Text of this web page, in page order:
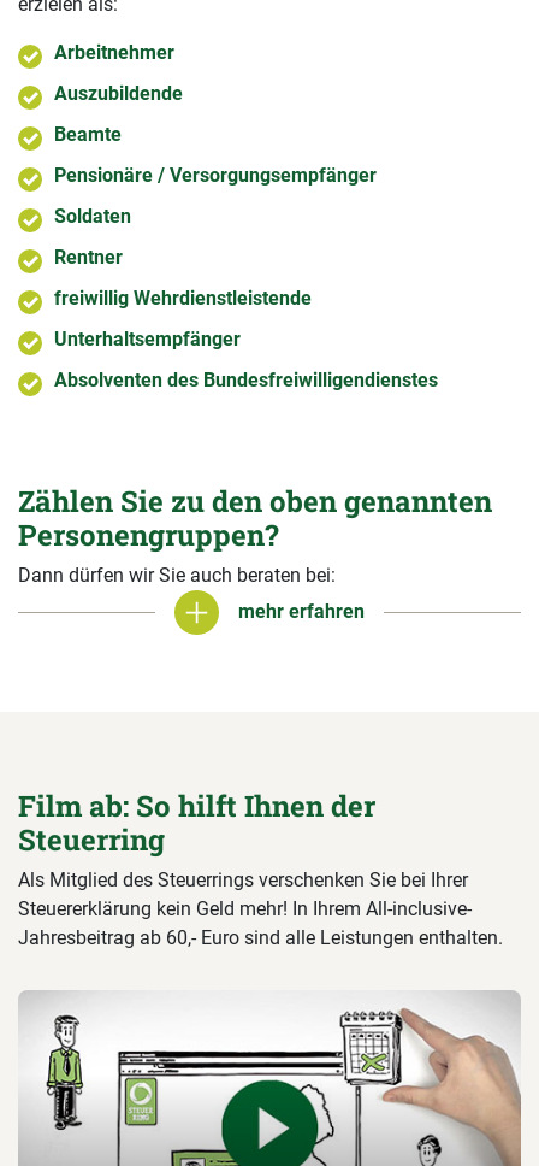
Arbeitnehmer
Auszubildende
Beamte
Pensionäre / Versorgungsempfänger
Soldaten
Rentner
freiwillig Wehrdienstleistende
Unterhaltsempfänger
Absolventen des Bundesfreiwilligendienstes
Zählen Sie zu den oben genannten
Personengruppen?
Dann dürfen wir Sie auch beraten bei:
mehr erfahren
mehr erfahren
Film ab: So hilft Ihnen der
Steuerring
Als Mitglied des Steuerrings verschenken Sie bei Ihrer
Steuererklärung kein Geld mehr! In Ihrem All-inclusive-
Jahresbeitrag ab 60,- Euro sind alle Leistungen enthalten.